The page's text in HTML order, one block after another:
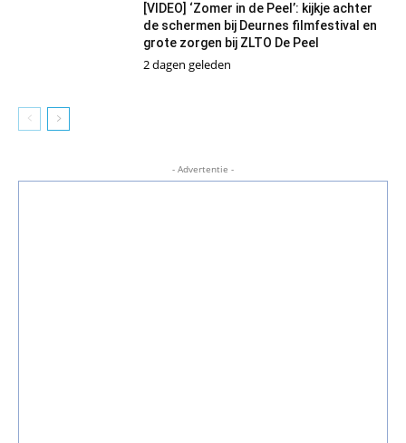
[VIDEO] ‘Zomer in de Peel’: kijkje achter
de schermen bij Deurnes filmfestival en
grote zorgen bij ZLTO De Peel
2 dagen geleden
- Advertentie -